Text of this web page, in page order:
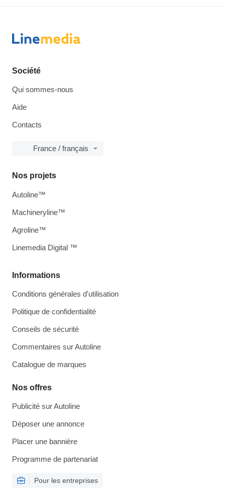
Société
Qui sommes-nous
Aide
Contacts
France / français
Informations
Conditions générales d'utilisation
Politique de confidentialité
Conseils de sécurité
Commentaires sur Autoline
Catalogue de marques
Nos offres
Publicité sur Autoline
Déposer une annonce
Placer une bannière
Programme de partenariat
Pour les entreprises
Nos projets
Autoline™
Machineryline™
Agroline™
Linemedia Digital ™